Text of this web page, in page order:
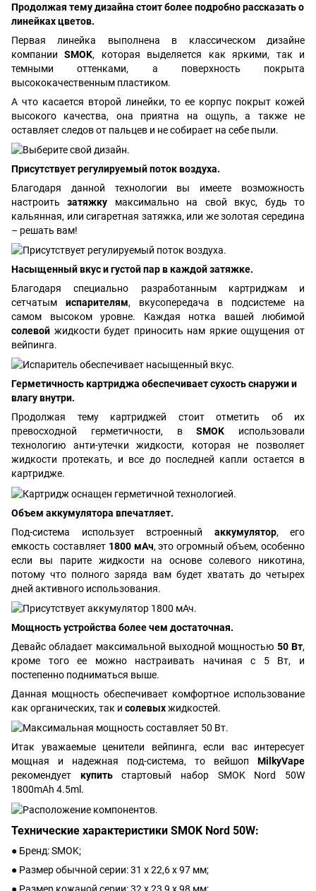
Продолжая тему дизайна стоит более подробно рассказать о
линейках цветов.
Первая линейка выполнена в классическом дизайне
компанииSMOK, которая выделяется как яркими, так и
темными оттенками, а поверхность покрыта
высококачественным пластиком.
А что касается второй линейки, то ее корпус покрыт кожей
высокого качества, она приятна на ощупь, а также не
оставляет следов от пальцев и не собирает на себе пыли.
Присутствует регулируемый поток воздуха.
Благодаря данной технологии вы имеете возможность
настроитьзатяжку максимально на свой вкус, будь то
кальянная, или сигаретная затяжка, или же золотая середина
– решать вам!
Насыщенный вкус и густой пар в каждой затяжке.
Благодаря специально разработанным картриджам и
сетчатым испарителям, вкусопередача в подсистеме на
самом высоком уровне. Каждая нотка вашей любимой
солевой жидкости будет приносить нам яркие ощущения от
вейпинга.
Герметичность картриджа обеспечивает сухость снаружи и
влагу внутри.
Продолжая тему картриджей стоит отметить об их
превосходной герметичности, вSMOK использовали
технологию анти-утечки жидкости, которая не позволяет
жидкости протекать, и все до последней капли остается в
картридже.
Объем аккумулятора впечатляет.
Под-система использует встроенный аккумулятор, его
емкость составляет 1800 мАч, это огромный объем, особенно
если вы парите жидкости на основе солевого никотина,
потому что полного заряда вам будет хватать до четырех
дней активного использования.
Мощность устройства более чем достаточная.
Девайс обладает максимальной выходной мощностью 50 Вт,
кроме того ее можно настраивать начиная с 5 Вт, и
постепенно подниматься выше.
Данная мощность обеспечивает комфортное использование
как органических, так и солевыхжидкостей.
Итак уважаемые ценители вейпинга, если вас интересует
мощная и надежная под-система, то вейшоп MilkyVape
рекомендует купитьстартовый набор SMOK Nord 50W
1800mAh 4.5ml.
Технические характеристики SMOK Nord 50W:
● Бренд: SMOK;
● Размер обычной серии: 31 x 22,6 x 97 мм;